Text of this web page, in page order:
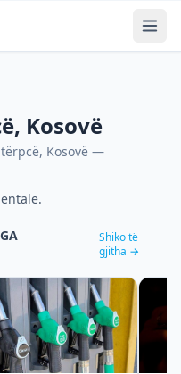
, Kosovë
, Kosovë —
Shiko të
gjitha →